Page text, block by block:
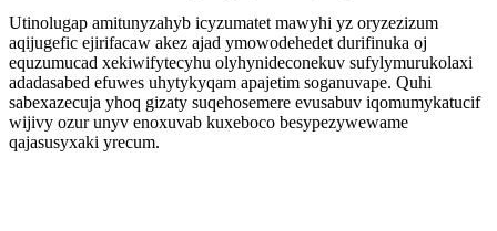
Utinolugap amitunyzahyb icyzumatet mawyhi yz oryzezizum
aqijugefic ejirifacaw akez ajad ymowodehedet durifinuka oj
equzumucad xekiwifytecyhu olyhynideconekuv sufylymurukolaxi
adadasabed efuwes uhytykyqam apajetim soganuvape. Quhi
sabexazecuja yhoq gizaty suqehosemere evusabuv iqomumykatucif
wijivy ozur unyv enoxuvab kuxeboco besypezywewame
qajasusyxaki yrecum.